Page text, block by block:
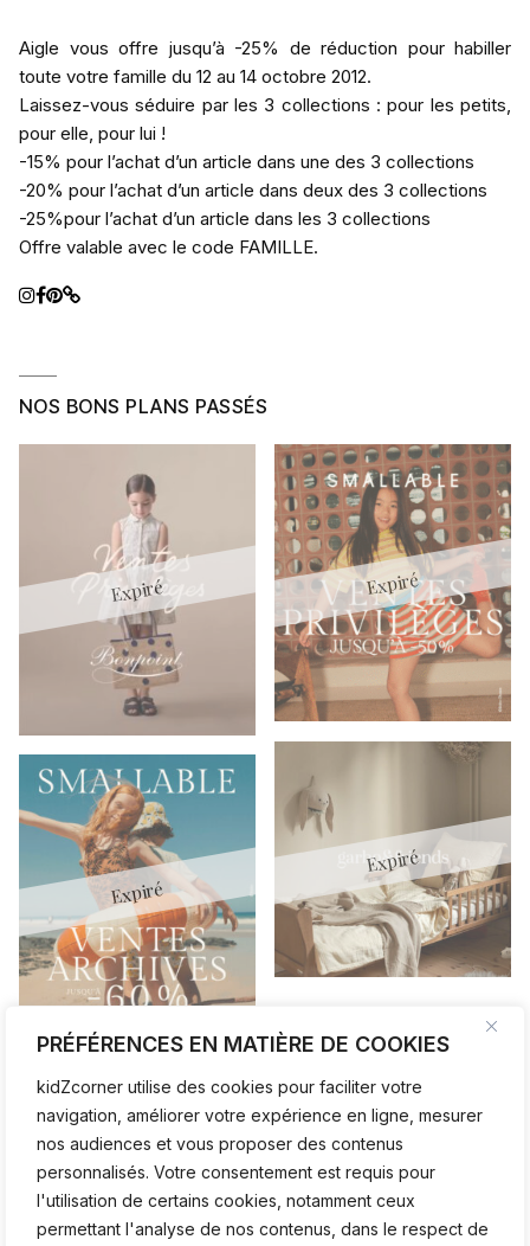
PRÉFÉRENCES EN MATIÈRE DE COOKIES
kidZcorner utilise des cookies pour faciliter votre
navigation, améliorer votre expérience en ligne, mesurer
nos audiences et vous proposer des contenus
personnalisés. Votre consentement est requis pour
l'utilisation de certains cookies, notamment ceux
permettant l'analyse de nos contenus, dans le respect de
Aigle vous offre jusqu’à -25% de réduction pour habiller
toute votre famille du 12 au 14 octobre 2012.
Laissez-vous séduire par les 3 collections : pour les petits,
pour elle, pour lui !
-15% pour l’achat d’un article dans une des 3 collections
-20% pour l’achat d’un article dans deux des 3 collections
-25%pour l’achat d’un article dans les 3 collections
Offre valable avec le code FAMILLE.
NOS BONS PLANS PASSÉS
NOS BOUTIQUES ♥